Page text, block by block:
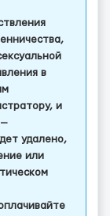
в
и
удалено,
или